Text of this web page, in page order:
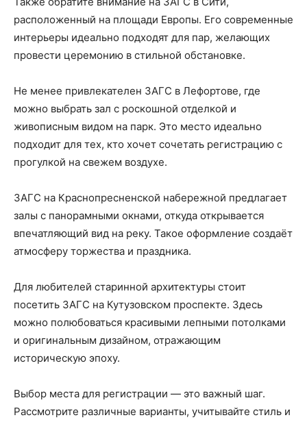
расположенный на площади Европы. Его современные
интерьеры идеально подходят для пар, желающих
провести церемонию в стильной обстановке.
Не менее привлекателен ЗАГС в Лефортове, где
можно выбрать зал с роскошной отделкой и
живописным видом на парк. Это место идеально
подходит для тех, кто хочет сочетать регистрацию с
прогулкой на свежем воздухе.
ЗАГС на Краснопресненской набережной предлагает
залы с панорамными окнами, откуда открывается
впечатляющий вид на реку. Такое оформление создаёт
атмосферу торжества и праздника.
Для любителей старинной архитектуры стоит
посетить ЗАГС на Кутузовском проспекте. Здесь
можно полюбоваться красивыми лепными потолками
и оригинальным дизайном, отражающим
историческую эпоху.
Выбор места для регистрации — это важный шаг.
Рассмотрите различные варианты, учитывайте стиль и